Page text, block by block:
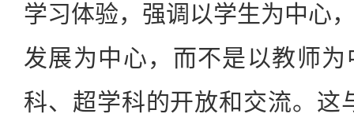
学习体验，强调以学生为中心
发展为中心，而不是以教师
科、超学科的开放和交流。这